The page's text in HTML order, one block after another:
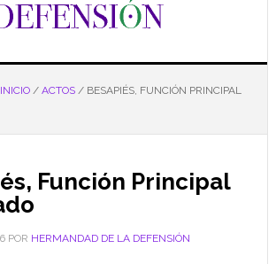
INICIO / ACTOS /BESAPIÉS, FUNCIÓN PRINCIPAL
Función Principal
POR HERMANDAD DE LA DEFENSIÓN